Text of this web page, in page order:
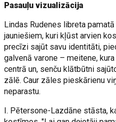
Pasauļu vizualizācija
Lindas Rudenes libreta
jauniešiem, kuri kļūst arvien
precīzi sajūt savu identitāti,
galvenā varone – meitene,
centrā un, senču klātbūtni
zālē. Caur zāles pieskārienu
neparastu.
I. Pētersone-Lazdāne stāsta,